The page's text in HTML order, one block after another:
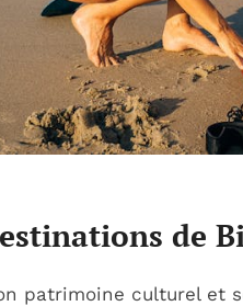
de
patrimoine culturel et